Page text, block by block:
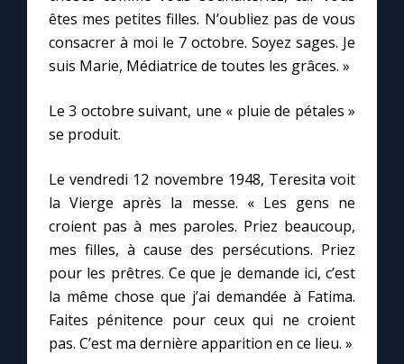
êtes mes petites filles. N’oubliez pas de vous
consacrer à moi le 7 octobre. Soyez sages. Je
suis Marie, Médiatrice de toutes les grâces. »
Le 3 octobre suivant, une « pluie de pétales »
se produit.
Le vendredi 12 novembre 1948, Teresita voit
la Vierge après la messe. « Les gens ne
croient pas à mes paroles. Priez beaucoup,
mes filles, à cause des persécutions. Priez
pour les prêtres. Ce que je demande ici, c’est
la même chose que j’ai demandée à Fatima.
Faites pénitence pour ceux qui ne croient
pas. C’est ma dernière apparition en ce lieu. »